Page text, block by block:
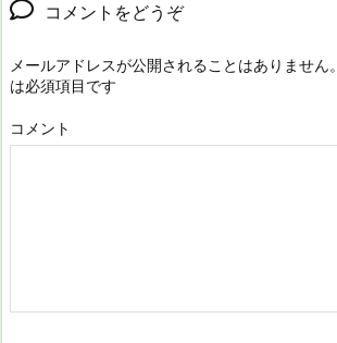
コメントをどうぞ
メールアドレスが公開されることはありません。
は必須項目です
コメント